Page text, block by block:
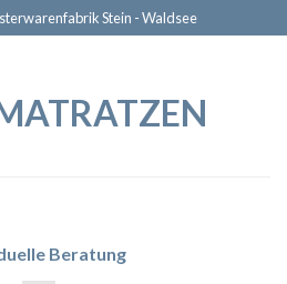
Stein - Waldsee
Beratung